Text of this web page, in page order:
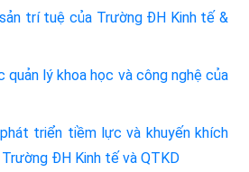
trí tuệ của Trường ĐH Kinh tế &
quản lý khoa học và công nghệ của
triển tiềm lực và khuyến khích
ĐH Kinh tế và QTKD